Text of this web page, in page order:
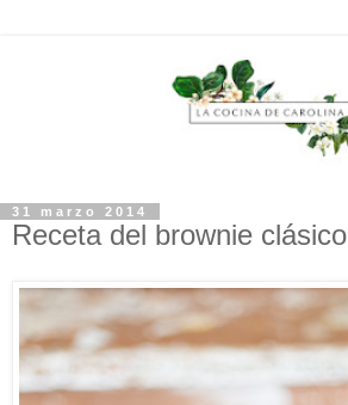
31 marzo 2014
Receta del brownie clásico